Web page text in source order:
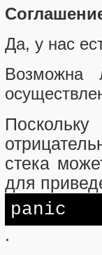
Да, у нас
Возможна
стека
для
panic
.